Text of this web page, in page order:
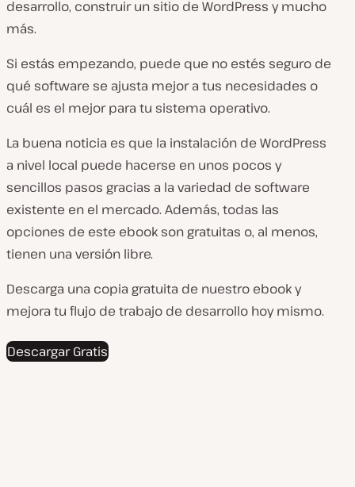
desarrollo, construir un sitio de WordPress y mucho
más.
Si estás empezando, puede que no estés seguro de
qué software se ajusta mejor a tus necesidades o
cuál es el mejor para tu sistema operativo.
La buena noticia es que la instalación de WordPress
a nivel local puede hacerse en unos pocos y
sencillos pasos gracias a la variedad de software
existente en el mercado. Además, todas las
opciones de este ebook son gratuitas o, al menos,
tienen una versión libre.
Descarga una copia gratuita de nuestro ebook y
mejora tu flujo de trabajo de desarrollo hoy mismo.
Descargar Gratis